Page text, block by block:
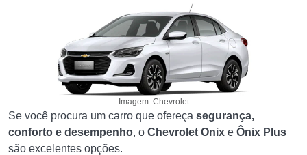
Imagem: Chevrolet
Se você procura um carro que ofereça segurança,
conforto e desempenho, o Chevrolet Onix e Ônix Plus
são excelentes opções.